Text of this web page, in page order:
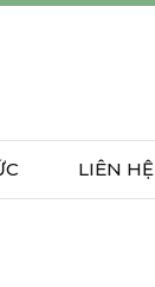
LIÊN HỆ